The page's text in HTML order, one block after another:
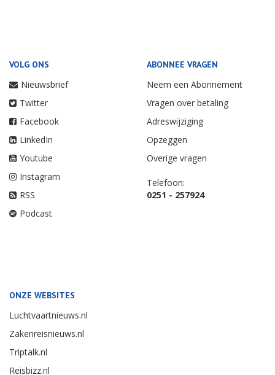
VOLG ONS
Nieuwsbrief
Twitter
Facebook
LinkedIn
Youtube
Instagram
RSS
Podcast
ABONNEE VRAGEN
Neem een Abonnement
Vragen over betaling
Adreswijziging
Opzeggen
Overige vragen
Telefoon:
0251 - 257924
ONZE WEBSITES
Luchtvaartnieuws.nl
Zakenreisnieuws.nl
Triptalk.nl
Reisbizz.nl